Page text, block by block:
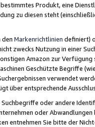
Produkt, eine
zu diesen steht
den Markenrichtlinien definiert)
zwecks Nutzung in einer
Amazon zur
Geschützte Begriffe
verwendet
über entsprechende
oder andere
oder
entnehmen Sie bitte der